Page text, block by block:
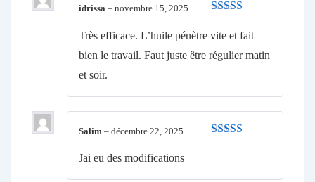
5
idrissa – novembre 15, 2025
Très efficace. L’huile pénètre vite et fait
bien le travail. Faut juste être régulier matin
et soir.
Salim – décembre 22, 2025
Jai eu des modifications